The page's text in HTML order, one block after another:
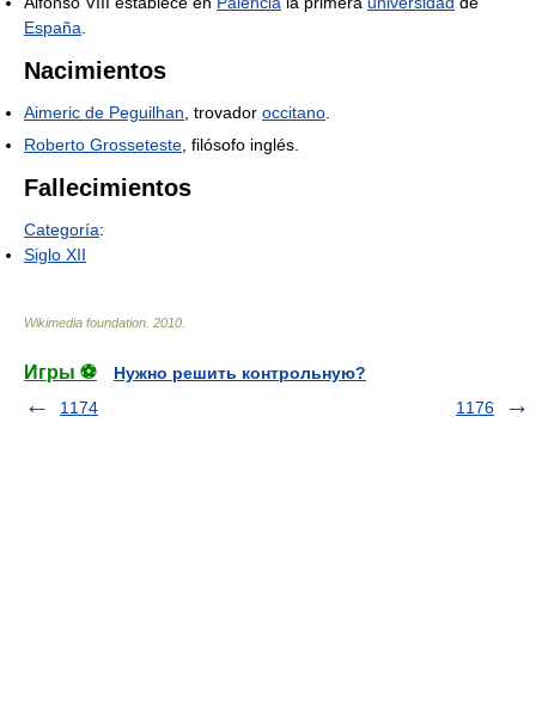
España
Nacimientos
Aimeric de Peguilhan , trovador occitano
Roberto Grosseteste , filósofo inglés.
Fallecimientos
Categoría:
Siglo XII
Wikimedia foundation 2010
Игры ⚽
Нужно решить контрольную?
1174
1176